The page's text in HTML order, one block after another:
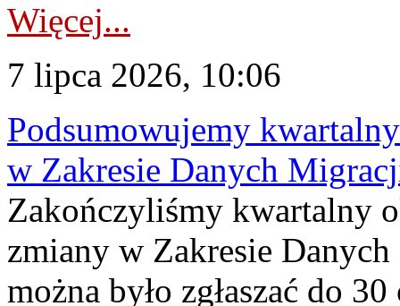
Więcej...
7 lipca 2026, 10:06
Podsumowujemy
w Zakresie Danych
Zakończyliśmy kwartalny
zmiany w Zakresie
można było zgłaszać do